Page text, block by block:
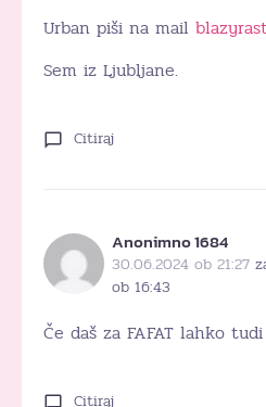
Urban piši na mail
Sem iz Ljubljane.
Citiraj
Anonimno 1684
30.06.2024 ob 21:27
ob 16:43
Če daš za FAFAT lahko
Citiraj